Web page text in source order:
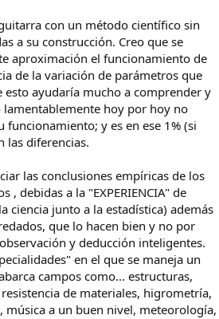
con un método científico sin
a su construcción. Creo que se
aproximación el funcionamiento de
de la variación de parámetros que
esto ayudaría mucho a comprender y
hoy por hoy no
funcionamiento; y es en ese 1% (si
las diferencias.
las conclusiones empíricas de los
, debidas a la "EXPERIENCIA" de
ciencia junto a la estadística) además
que lo hacen bien y no por
y deducción inteligentes.
en el que se maneja un
campos como... estructuras,
de materiales, higrometría,
música a un buen nivel, meteorología,